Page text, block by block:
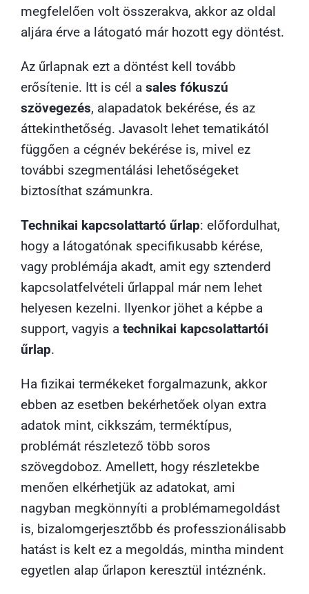
megfelelően volt összerakva, akkor az oldal
aljára érve a látogató már hozott egy döntést.
Az űrlapnak ezt a döntést kell tovább
erősítenie. Itt is cél a sales fókuszú
szövegezés, alapadatok bekérése, és az
áttekinthetőség. Javasolt lehet tematikától
függően a cégnév bekérése is, mivel ez
további szegmentálási lehetőségeket
biztosíthat számunkra.
Technikai kapcsolattartó űrlap: előfordulhat,
hogy a látogatónak specifikusabb kérése,
vagy problémája akadt, amit egy sztenderd
kapcsolatfelvételi űrlappal már nem lehet
helyesen kezelni. Ilyenkor jöhet a képbe a
support, vagyis a technikai kapcsolattartói
űrlap.
Ha fizikai termékeket forgalmazunk, akkor
ebben az esetben bekérhetőek olyan extra
adatok mint, cikkszám, terméktípus,
problémát részletező több soros
szövegdoboz. Amellett, hogy részletekbe
menően elkérhetjük az adatokat, ami
nagyban megkönnyíti a problémamegoldást
is, bizalomgerjesztőbb és professzionálisabb
hatást is kelt ez a megoldás, mintha mindent
egyetlen alap űrlapon keresztül intéznénk.